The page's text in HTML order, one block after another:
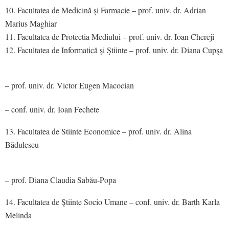
Facultatea de Medicină şi Farmacie – prof. univ. dr. Adrian
Marius Maghiar
Facultatea de Protectia Mediului – prof. univ. dr. Ioan Chereji
Facultatea de Informatică şi Ştiinte – prof. univ. dr. Diana Cupşa
– prof. univ. dr. Victor Eugen Macocian
– conf. univ. dr. Ioan Fechete
Facultatea de Stiinte Economice – prof. univ. dr. Alina
Bădulescu
– prof. Diana Claudia Sabău-Popa
Facultatea de Ştiinte Socio Umane – conf. univ. dr. Barth Karla
Melinda